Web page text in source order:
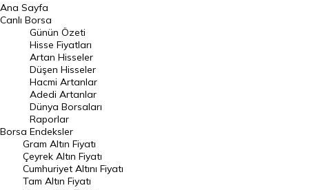
BIST 100 Hisseleri
En Çok Artan Hisseler
En Çok Düşen Hisseler
Hacmi Artanlar
Geçmiş Kapanışlar
Dünya Borsaları
Raporlar
Endeksler
Ana Sayfa
Canlı Borsa
Borsa
Günün Özeti
Hisse Fiyatları
Artan Hisseler
Düşen Hisseler
Hacmi Artanlar
Adedi Artanlar
Dünya Borsaları
Raporlar
Endeksler
Gram Altın Fiyatı
Çeyrek Altın Fiyatı
Cumhuriyet Altını Fiyatı
Tam Altın Fiyatı